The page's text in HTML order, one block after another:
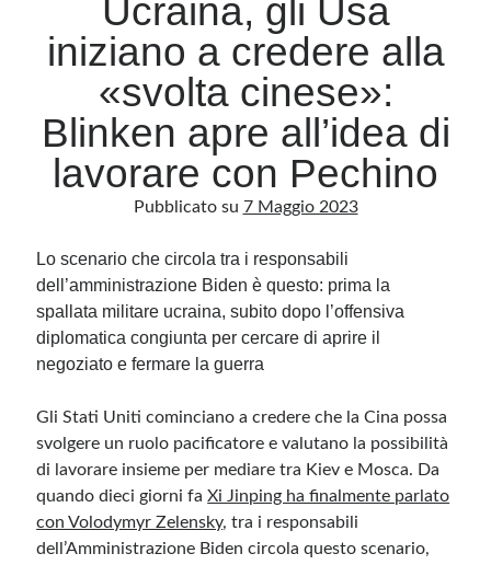
Categorie
Questo blog non rappresenta una testata giornalistica, in quanto viene aggiornato
senza alcuna periodicità. Non può pertanto considerarsi un prodotto editoriale ai
sensi della legge n· 62 del 7.03.2001. L’autore non è responsabile di quanto
pubblicato dai lettori nei commenti ai vari post. Saranno comunque cancellati quelli
ritenuti offensivi o lesivi dell’immagine o dell’onorabilità di terzi, di genere spam,
considerate di pubblico dominio. Qualora la loro pubblicazione violasse eventuali
diritti d’autore, vi invito a comunicarlo via e-mail a info[at]dinovalle.it e saranno
immediatamente rimosse. L’autore del blog non è responsabile dei siti collegati
Meta
Ucraina, gli Usa
iniziano a credere alla
«svolta cinese»:
Blinken apre all’idea di
lavorare con Pechino
Pubblicato su 7 Maggio 2023
Lo scenario che circola tra i responsabili
dell’amministrazione Biden è questo: prima la
spallata militare ucraina, subito dopo l’offensiva
diplomatica congiunta per cercare di aprire il
negoziato e fermare la guerra
Gli Stati Uniti cominciano a credere che la Cina possa
svolgere un ruolo pacificatore e valutano la possibilità
di lavorare insieme per mediare tra Kiev e Mosca. Da
quando dieci giorni fa Xi Jinping ha finalmente parlato
con Volodymyr Zelensky, tra i responsabili
dell’Amministrazione Biden circola questo scenario,